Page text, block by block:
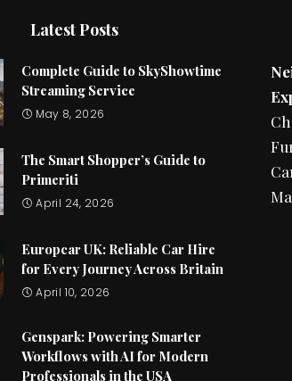
Latest Posts
Complete Guide to SkyShowtime
Streaming Service
May 8, 2026
The Smart Shopper’s Guide to
Primeriti
April 24, 2026
Europcar UK: Reliable Car Hire
for Every Journey Across Britain
April 10, 2026
Genspark: Powering Smarter
Workflows with AI for Modern
Professionals in the USA